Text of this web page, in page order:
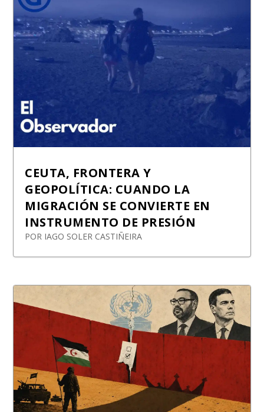
CEUTA, FRONTERA Y
GEOPOLÍTICA: CUANDO LA
MIGRACIÓN SE CONVIERTE EN
INSTRUMENTO DE PRESIÓN
POR IAGO SOLER CASTIÑEIRA